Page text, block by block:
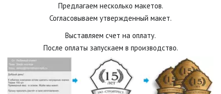
Предлагаем несколько макетов.
Согласовываем утвержденный макет.
Выставляем счет на оплату.
После оплаты запускаем в производство.